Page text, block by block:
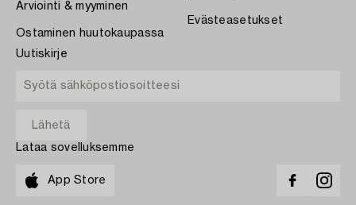
Arviointi & myyminen
Ostaminen huutokaupassa
Evästeasetukset
Uutiskirje
Lataa sovelluksemme
App Store